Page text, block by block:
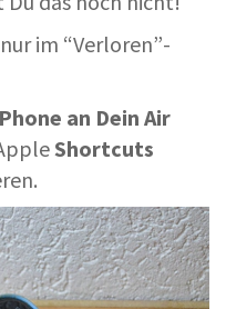
im “Verloren”-
an Dein Air
Shortcuts